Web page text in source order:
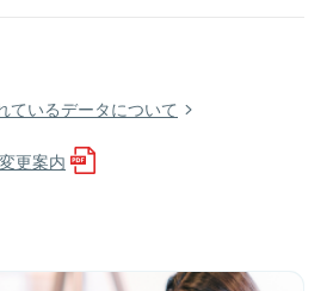
ているデータについて
更案内